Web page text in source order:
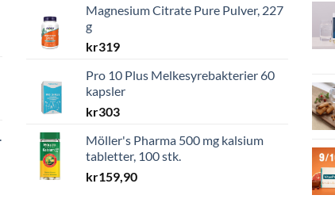
Magnesium Citrate Pure Pulver, 227
g
kr319
Pro 10 Plus Melkesyrebakterier 60
kapsler
kr303
Möller's Pharma 500 mg kalsium
tabletter, 100 stk.
kr159,90